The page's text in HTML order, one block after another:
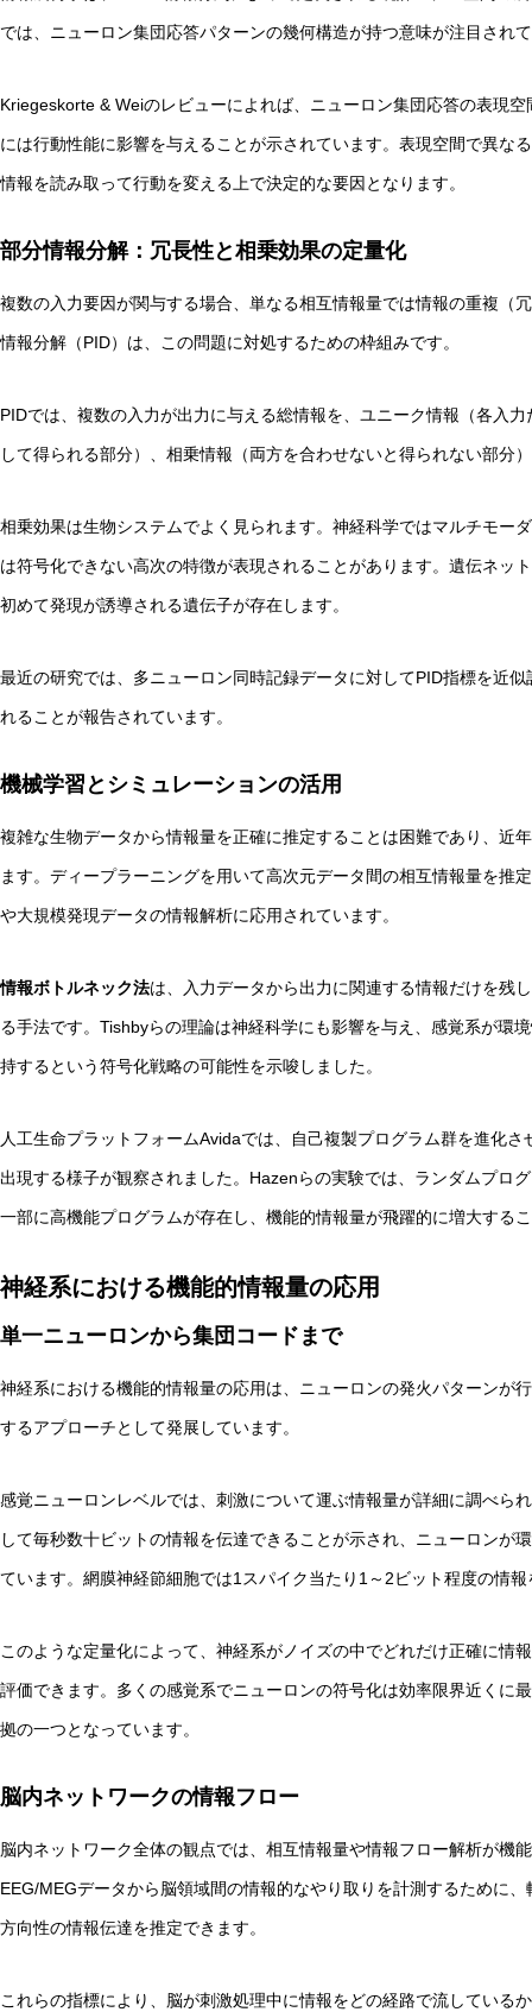
では、ニューロン集団応答パターンの幾何構造が持つ意味が注目され
Kriegeskorte & Weiのレビューによれば、ニューロン集団応答の表現
には行動性能に影響を与えることが示されています。表現空間で異な
情報を読み取って行動を変える上で決定的な要因となります。
部分情報分解：冗長性と相乗効果の定量化
複数の入力要因が関与する場合、単なる相互情報量では情報の重複（
情報分解（PID）は、この問題に対処するための枠組みです。
PIDでは、複数の入力が出力に与える総情報を、ユニーク情報（各入
して得られる部分）、相乗情報（両方を合わせないと得られない部分
相乗効果は生物システムでよく見られます。神経科学ではマルチモー
は符号化できない高次の特徴が表現されることがあります。遺伝ネッ
初めて発現が誘導される遺伝子が存在します。
最近の研究では、多ニューロン同時記録データに対してPID指標を近
れることが報告されています。
機械学習とシミュレーションの活用
複雑な生物データから情報量を正確に推定することは困難であり、近
ます。ディープラーニングを用いて高次元データ間の相互情報量を推
や大規模発現データの情報解析に応用されています。
情報ボトルネック法は、入力データから出力に関連する情報だけを残
る手法です。Tishbyらの理論は神経科学にも影響を与え、感覚系が環
持するという符号化戦略の可能性を示唆しました。
人工生命プラットフォームAvidaでは、自己複製プログラム群を進化
出現する様子が観察されました。Hazenらの実験では、ランダムプロ
一部に高機能プログラムが存在し、機能的情報量が飛躍的に増大する
神経系における機能的情報量の応用
単一ニューロンから集団コードまで
神経系における機能的情報量の応用は、ニューロンの発火パターンが
するアプローチとして発展しています。
感覚ニューロンレベルでは、刺激について運ぶ情報量が詳細に調べら
して毎秒数十ビットの情報を伝達できることが示され、ニューロンが
ています。網膜神経節細胞では1スパイク当たり1～2ビット程度の情
このような定量化によって、神経系がノイズの中でどれだけ正確に情
評価できます。多くの感覚系でニューロンの符号化は効率限界近くに
拠の一つとなっています。
脳内ネットワークの情報フロー
脳内ネットワーク全体の観点では、相互情報量や情報フロー解析が機
EEG/MEGデータから脳領域間の情報的なやり取りを計測するために
方向性の情報伝達を推定できます。
これらの指標により、脳が刺激処理中に情報をどの経路で流している